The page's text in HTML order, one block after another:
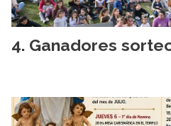
Ganadores